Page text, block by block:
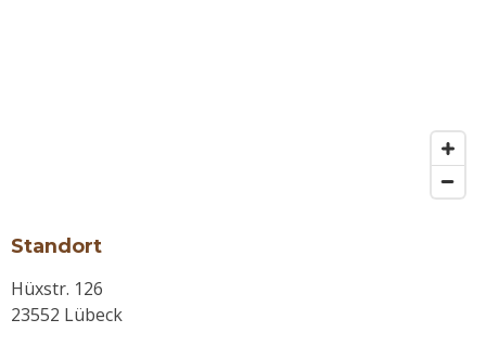
Standort
Hüxstr. 126
23552 Lübeck